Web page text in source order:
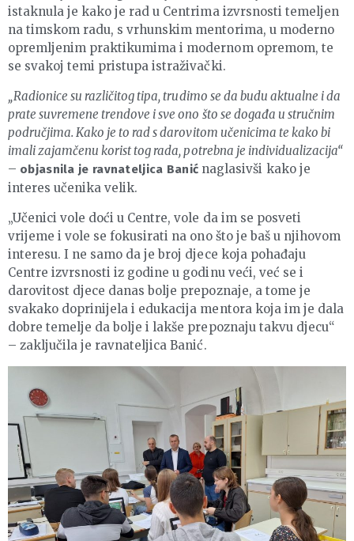
istaknula je kako je rad u Centrima izvrsnosti temeljen
na timskom radu, s vrhunskim mentorima, u moderno
opremljenim praktikumima i modernom opremom, te
se svakoj temi pristupa istraživački.
„Radionice su različitog tipa, trudimo se da budu aktualne i da
prate suvremene trendove i sve ono što se događa u stručnim
područjima. Kako je to rad s darovitom učenicima te kako bi
imali zajamčenu korist tog rada, potrebna je individualizacija“
– objasnila je ravnateljica Banić naglasivši kako je
interes učenika velik.
„Učenici vole doći u Centre, vole da im se posveti
vrijeme i vole se fokusirati na ono što je baš u njihovom
interesu. I ne samo da je broj djece koja pohađaju
Centre izvrsnosti iz godine u godinu veći, već se i
darovitost djece danas bolje prepoznaje, a tome je
svakako doprinijela i edukacija mentora koja im je dala
dobre temelje da bolje i lakše prepoznaju takvu djecu“
– zaključila je ravnateljica Banić.